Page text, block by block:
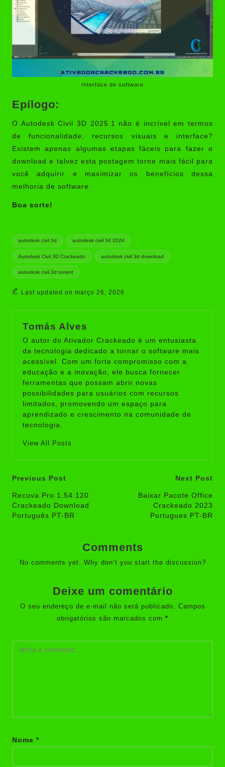
Interface de software
Epílogo:
O Autodesk Civil 3D 2025.1 não é incrível em termos
de funcionalidade, recursos visuais e interface?
Existem apenas algumas etapas fáceis para fazer o
download e talvez esta postagem torne mais fácil para
você adquirir e maximizar os benefícios dessa
melhoria de software.
Boa sorte!
Tags:
autodesk civil 3d autodesk civil 3d 2024
Autodesk Civil 3D Crackeado autodesk civil 3d download
autodesk civil 3d torrent
Last updated on março 26, 2026
Tomás Alves
O autor do Ativador Crackeado é um entusiasta
da tecnologia dedicado a tornar o software mais
acessível. Com um forte compromisso com a
educação e a inovação, ele busca fornecer
ferramentas que possam abrir novas
possibilidades para usuários com recursos
limitados, promovendo um espaço para
aprendizado e crescimento na comunidade de
tecnologia.
View All Posts
Post
navigation
Previous Post
Recuva Pro 1.54.120
Crackeado Download
Português PT-BR
Next Post
Baixar Pacote Office
Crackeado 2023
Portugues PT-BR
Comments
No comments yet. Why don’t you start the discussion?
Deixe um comentário
O seu endereço de e-mail não será publicado.
Campos
obrigatórios são marcados com *
Nome *